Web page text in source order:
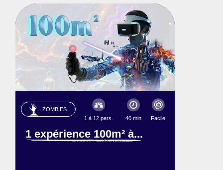
ZOMBIES
1 à 12 pers.
40 min Facile
1 expérience 100m² à...